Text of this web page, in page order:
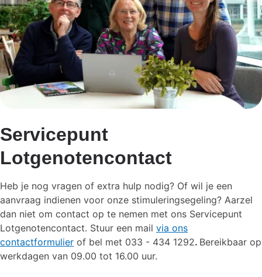
Servicepunt
Lotgenotencontact
Heb je nog vragen of extra hulp nodig? Of wil je een
aanvraag indienen voor onze stimuleringsegeling? Aarzel
dan niet om contact op te nemen met ons Servicepunt
Lotgenotencontact. Stuur een mail via ons
contactformulier of bel met 033 - 434 1292. Bereikbaar op
werkdagen van 09.00 tot 16.00 uur.